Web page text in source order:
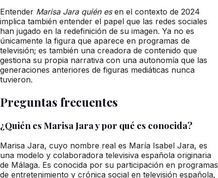
Entender Marisa Jara quién esen el contexto de 2024
implica también entender el papel que las redes sociales
han jugado en la redefinición de su imagen. Ya no es
únicamente la figura que aparece en programas de
televisión; es también una creadora de contenido que
gestiona su propia narrativa con una autonomía que las
generaciones anteriores de figuras mediáticas nunca
tuvieron.
Preguntas frecuentes
¿Quién es Marisa Jara y por qué es conocida?
Marisa Jara, cuyo nombre real es María Isabel Jara, es
una modelo y colaboradora televisiva española originaria
de Málaga. Es conocida por su participación en programas
de entretenimiento y crónica social en televisión española,